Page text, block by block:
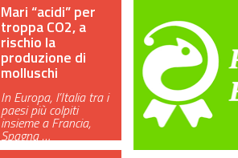
Mari “acidi” per
troppa CO2, a
rischio la
produzione di
molluschi
In Europa, l’Italia tra i
paesi più colpiti
insieme a Francia,
Spagna …